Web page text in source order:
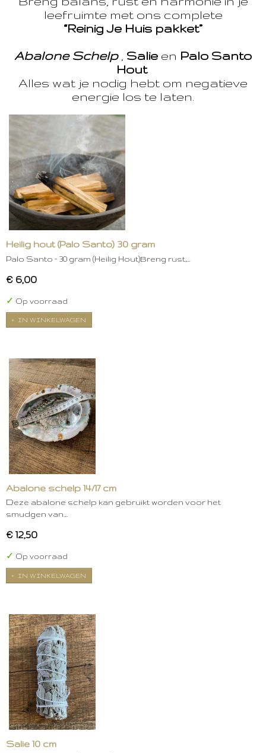
leefruimte met ons complete
“Reinig Je Huis pakket”
Abalone Schelp, Salie en Palo Santo
Hout
Alles wat je nodig hebt om negatieve
energie los te laten.
Heilig hout (Palo Santo) 30 gram
Palo Santo – 30 gram (Heilig Hout)Breng rust,…
€ 6,00
✓ Op voorraad
IN WINKELWAGEN
Abalone schelp 14/17 cm
Deze abalone schelp kan gebruikt worden voor het
smudgen van…
€ 12,50
✓ Op voorraad
IN WINKELWAGEN
Salie 10 cm